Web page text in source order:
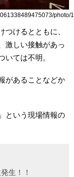
photo/1
けるとともに、
激しい接触があっ
いては不明。
があることなどか
という現場情報の
生！！